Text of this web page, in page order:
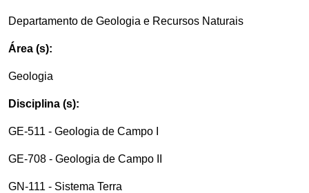
Departamento de Geologia e Recursos Naturais
Área (s):
Geologia
Disciplina (s):
GE-511 - Geologia de Campo I
GE-708 - Geologia de Campo II
GN-111 - Sistema Terra